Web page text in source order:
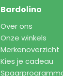
Bardolino
Over ons
Onze winkels
Merkenoverzicht
Kies je cadeau